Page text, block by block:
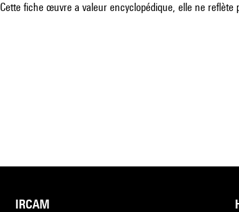
Cette fiche œuvre a valeur encyclopédique, elle ne
IRCAM